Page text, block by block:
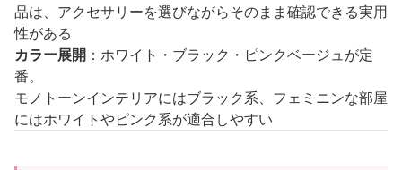
品は、アクセサリーを選びながらそのまま確認できる実用
性がある
カラー展開 ：ホワイト・ブラック・ピンクベージュが定
番。
モノトーンインテリアにはブラック系、フェミニンな部屋
にはホワイトやピンク系が適合しやすい